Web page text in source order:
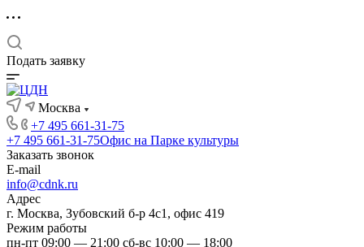
Подать заявку
Москва
+7 495 661-31-75
+7 495 661-31-75Офис на Парке культуры
Заказать звонок
E-mail
info@cdnk.ru
Адрес
г. Москва, Зубовский б-р 4с1, офис 419
Режим работы
пн-пт 09:00 — 21:00 сб-вс 10:00 — 18:00